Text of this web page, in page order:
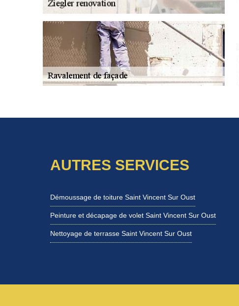
AUTRES SERVICES
Démoussage de toiture Saint Vincent Sur Oust
Peinture et décapage de volet Saint Vincent Sur Oust
Nettoyage de terrasse Saint Vincent Sur Oust